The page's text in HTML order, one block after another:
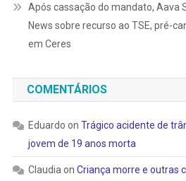
Após cassação do mandato, Aava
News sobre recurso ao TSE, pré-
em Ceres
COMENTÁRIOS
Eduardo on Trágico acidente de
jovem de 19 anos morta
Claudia on Criança morre e outras